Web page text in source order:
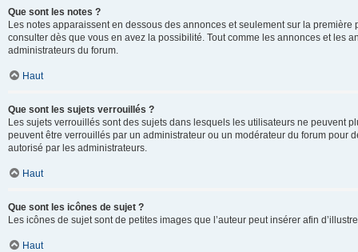
Que sont les notes ?
Les notes apparaissent en dessous des annonces et seulement sur la
consulter dès que vous en avez la possibilité. Tout comme les annonces et les
administrateurs du forum.
Haut
Que sont les sujets verrouillés ?
Les sujets verrouillés sont des sujets dans lesquels les utilisateurs ne peuvent
peuvent être verrouillés par un administrateur ou un modérateur du forum pour
autorisé par les administrateurs.
Haut
Que sont les icônes de sujet ?
Les icônes de sujet sont de petites images que l’auteur peut insérer afin
Haut